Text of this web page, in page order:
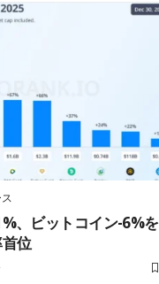
、ビットコイン-6%を
位